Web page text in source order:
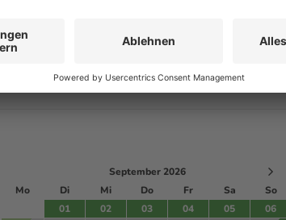
sind das Goethe-Haus / Deutsches Romantik-Museum,
das Senckenberg Naturmuseum und das
zwischen Mitte Oktober und Mitte März NICHT täglich
September 2026
Mo
Di Mi Do Fr Sa
So
01
02 03 04 05
06